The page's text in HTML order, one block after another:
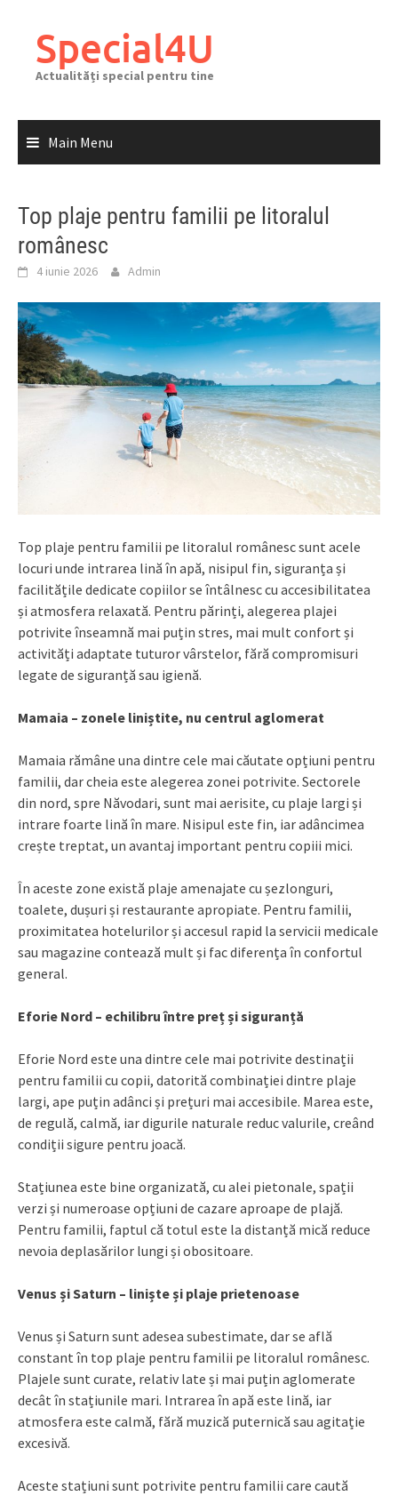
contentSpecial4U
Actualități special pentru tine
Main Menu
Top plaje pentru familii pe litoralul
românesc
4 iunie 2026 Admin
Top plaje pentru familii pe litoralul românesc sunt acele
locuri unde intrarea lină în apă, nisipul fin, siguranța și
facilitățile dedicate copiilor se întâlnesc cu accesibilitatea
și atmosfera relaxată. Pentru părinți, alegerea plajei
potrivite înseamnă mai puțin stres, mai mult confort și
activități adaptate tuturor vârstelor, fără compromisuri
legate de siguranță sau igienă.
Mamaia – zonele liniștite, nu centrul aglomerat
Mamaia rămâne una dintre cele mai căutate opțiuni pentru
familii, dar cheia este alegerea zonei potrivite. Sectorele
din nord, spre Năvodari, sunt mai aerisite, cu plaje largi și
intrare foarte lină în mare. Nisipul este fin, iar adâncimea
crește treptat, un avantaj important pentru copiii mici.
În aceste zone există plaje amenajate cu șezlonguri,
toalete, dușuri și restaurante apropiate. Pentru familii,
proximitatea hotelurilor și accesul rapid la servicii medicale
sau magazine contează mult și fac diferența în confortul
general.
Eforie Nord – echilibru între preț și siguranță
Eforie Nord este una dintre cele mai potrivite destinații
pentru familii cu copii, datorită combinației dintre plaje
largi, ape puțin adânci și prețuri mai accesibile. Marea este,
de regulă, calmă, iar digurile naturale reduc valurile, creând
condiții sigure pentru joacă.
Stațiunea este bine organizată, cu alei pietonale, spații
verzi și numeroase opțiuni de cazare aproape de plajă.
Pentru familii, faptul că totul este la distanță mică reduce
nevoia deplasărilor lungi și obositoare.
Venus și Saturn – liniște și plaje prietenoase
Venus și Saturn sunt adesea subestimate, dar se află
constant în top plaje pentru familii pe litoralul românesc.
Plajele sunt curate, relativ late și mai puțin aglomerate
decât în stațiunile mari. Intrarea în apă este lină, iar
atmosfera este calmă, fără muzică puternică sau agitație
excesivă.
Aceste stațiuni sunt potrivite pentru familii care caută